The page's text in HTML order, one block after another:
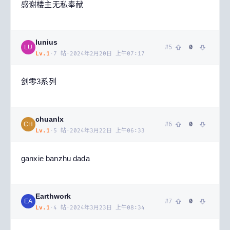
感谢楼主无私奉献
LU
lunius
Lv. 1 · 7 帖 · 2024年2月20日 上午07:17
#5 0
剑零3系列
CH
chuanlx
Lv. 1 · 5 帖 · 2024年3月22日 上午06:33
#6 0
ganxie banzhu dada
EA
Earthwork
Lv. 1 · 4 帖 · 2024年3月23日 上午08:34
#7 0